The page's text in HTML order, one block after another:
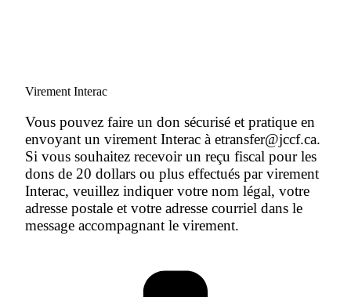
Virement Interac
Vous pouvez faire un don sécurisé et pratique en
envoyant un virement Interac à etransfer@jccf.ca.
Si vous souhaitez recevoir un reçu fiscal pour les
dons de 20 dollars ou plus effectués par virement
Interac, veuillez indiquer votre nom légal, votre
adresse postale et votre adresse courriel dans le
message accompagnant le virement.